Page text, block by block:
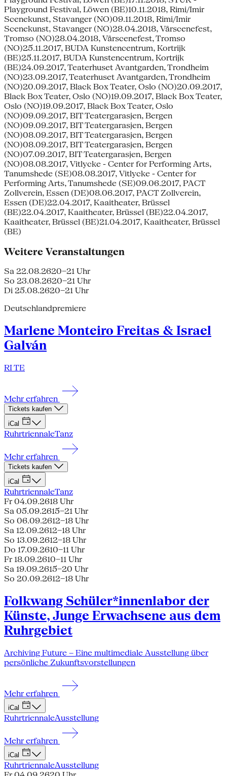
Playground Festival, Löwen (BE)10.11.2018, Rimi/Imir
Scenekunst, Stavanger (NO)09.11.2018, Rimi/Imir
Scenekunst, Stavanger (NO)28.04.2018, Vårscenefest,
Tromso (NO)28.04.2018, Vårscenefest, Tromso
(NO)25.11.2017, BUDA Kunstencentrum, Kortrijk
(BE)25.11.2017, BUDA Kunstencentrum, Kortrijk
(BE)24.09.2017, Teaterhuset Avantgarden, Trondheim
(NO)23.09.2017, Teaterhuset Avantgarden, Trondheim
(NO)20.09.2017, Black Box Teater, Oslo (NO)20.09.2017,
Black Box Teater, Oslo (NO)19.09.2017, Black Box Teater,
Oslo (NO)19.09.2017, Black Box Teater, Oslo
(NO)09.09.2017, BIT Teatergarasjen, Bergen
(NO)09.09.2017, BIT Teatergarasjen, Bergen
(NO)08.09.2017, BIT Teatergarasjen, Bergen
(NO)08.09.2017, BIT Teatergarasjen, Bergen
(NO)07.09.2017, BIT Teatergarasjen, Bergen
(NO)08.08.2017, Vitlycke - Center for Performing Arts,
Tanumshede (SE)08.08.2017, Vitlycke - Center for
Performing Arts, Tanumshede (SE)09.06.2017, PACT
Zollverein, Essen (DE)08.06.2017, PACT Zollverein,
Essen (DE)22.04.2017, Kaaitheater, Brüssel
(BE)22.04.2017, Kaaitheater, Brüssel (BE)22.04.2017,
Kaaitheater, Brüssel (BE)21.04.2017, Kaaitheater, Brüssel
(BE)
Weitere Veranstaltungen
Sa 22.08.2620–21 Uhr
So 23.08.2620–21 Uhr
Di 25.08.2620–21 Uhr
Deutschlandpremiere
Marlene Monteiro Freitas & Israel
Galván
RI TE
Mehr erfahren
Tickets kaufen
iCal
RuhrtriennaleTanz
Mehr erfahren
Tickets kaufen
iCal
RuhrtriennaleTanz
Fr 04.09.2618 Uhr
Sa 05.09.2615–21 Uhr
So 06.09.2612–18 Uhr
Sa 12.09.2612–18 Uhr
So 13.09.2612–18 Uhr
Do 17.09.2610–11 Uhr
Fr 18.09.2610–11 Uhr
Sa 19.09.2615–20 Uhr
So 20.09.2612–18 Uhr
Folkwang Schüler*innenlabor der
Künste, Junge Erwachsene aus dem
Ruhrgebiet
Archiving Future – Eine multimediale Ausstellung über
persönliche Zukunftsvorstellungen
Mehr erfahren
iCal
RuhrtriennaleAusstellung
Mehr erfahren
iCal
RuhrtriennaleAusstellung